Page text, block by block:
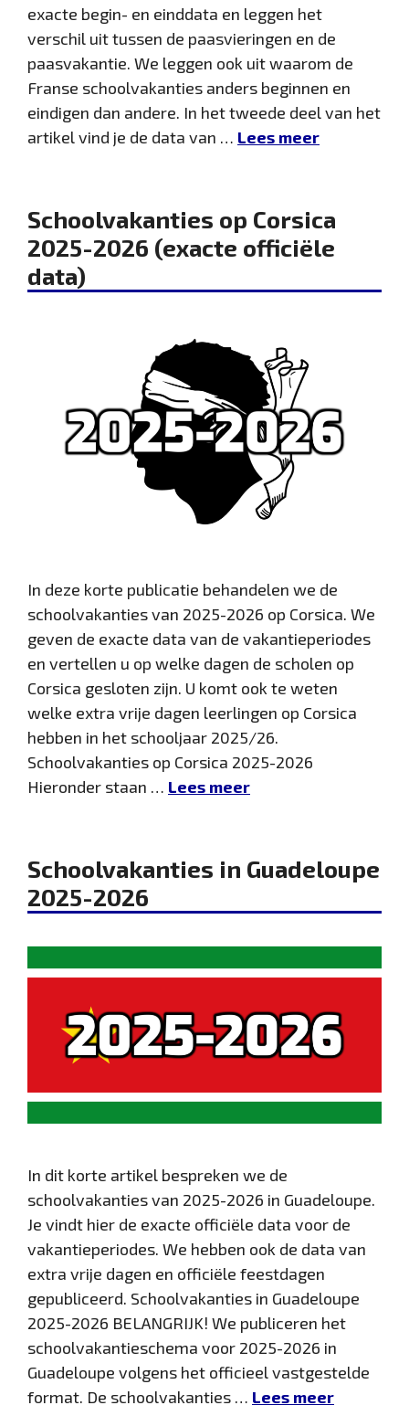
exacte begin- en einddata en leggen het
verschil uit tussen de paasvieringen en de
paasvakantie. We leggen ook uit waarom de
Franse schoolvakanties anders beginnen en
eindigen dan andere. In het tweede deel van het
artikel vind je de data van … Lees meer
Schoolvakanties op Corsica
2025-2026 (exacte officiële
data)
In deze korte publicatie behandelen we de
schoolvakanties van 2025-2026 op Corsica. We
geven de exacte data van de vakantieperiodes
en vertellen u op welke dagen de scholen op
Corsica gesloten zijn. U komt ook te weten
welke extra vrije dagen leerlingen op Corsica
hebben in het schooljaar 2025/26.
Schoolvakanties op Corsica 2025-2026
Hieronder staan … Lees meer
Schoolvakanties in Guadeloupe
2025-2026
In dit korte artikel bespreken we de
schoolvakanties van 2025-2026 in Guadeloupe.
Je vindt hier de exacte officiële data voor de
vakantieperiodes. We hebben ook de data van
extra vrije dagen en officiële feestdagen
gepubliceerd. Schoolvakanties in Guadeloupe
2025-2026 BELANGRIJK! We publiceren het
schoolvakantieschema voor 2025-2026 in
Guadeloupe volgens het officieel vastgestelde
format. De schoolvakanties … Lees meer